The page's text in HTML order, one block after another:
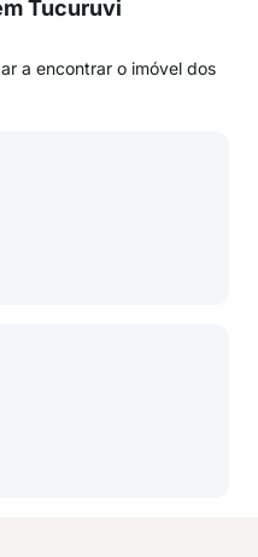
Tucuruvi
a encontrar o imóvel dos